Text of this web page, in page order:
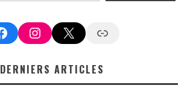
Instagram
X Google News
DERNIERS ARTICLES